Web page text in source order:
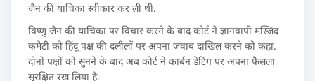
जैन की याचिका स्वीकार कर ली थी.
विष्णु जैन की याचिका पर विचार करने के बाद कोर्ट ने ज्ञानवापी मस्जिद
कमेटी को हिंदू पक्ष की दलीलों पर अपना जवाब दाखिल करने को कहा.
दोनों पक्षों को सुनने के बाद अब कोर्ट ने कार्बन डेटिंग पर अपना फैसला
सुरक्षित रख लिया है.